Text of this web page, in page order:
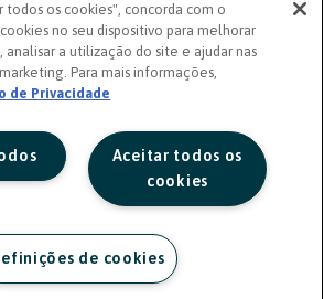
(de segunda a sexta, das 8h às 20h)
ou de fala
todos os cookies", concorda com o
no seu dispositivo para melhorar
analisar a utilização do site e ajudar nas
Para mais informações,
de Privacidade
Aceitar todos os
cookies
de cookies